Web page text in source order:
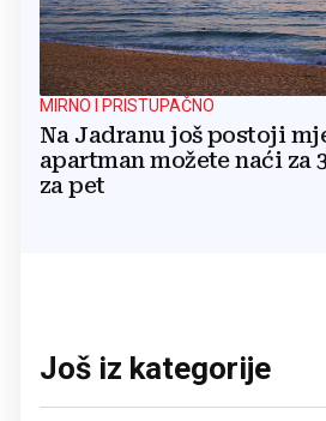
MIRNO I PRISTUPAČNO
Na Jadranu još postoji
apartman možete naći za
za pet
Još iz kategorije